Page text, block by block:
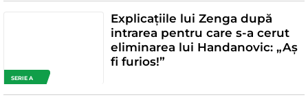
SERIE A
Explicațiile lui Zenga după
intrarea pentru care s-a cerut
eliminarea lui Handanovic: „Aș
fi furios!”